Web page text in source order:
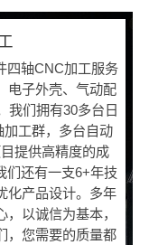
四轴CNC加工服务
电子外壳、气动配
我们拥有30多台日
工群，多台自动
提供高精度的成
们还有一支6+年技
化产品设计。多年
以诚信为基本，
，您需要的质量都